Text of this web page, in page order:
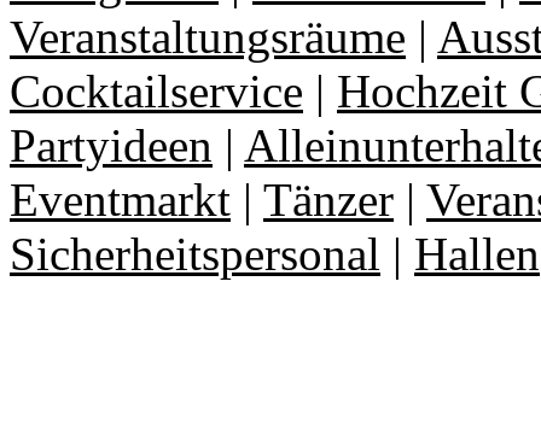
Veranstaltungsräume |
Cocktailservice | Hochzeit
Partyideen |
Eventmarkt | Tänzer |
Sicherheitspersonal | Hallen